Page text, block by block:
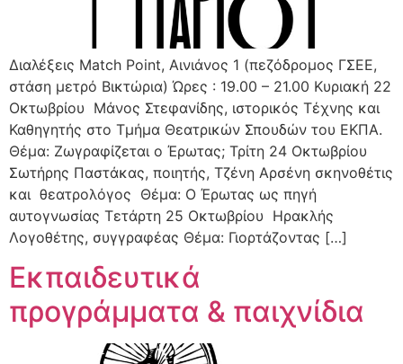
Διαλέξεις Match Point, Αινιάνος 1 (πεζόδρομος ΓΣΕΕ,
στάση μετρό Βικτώρια) Ώρες : 19.00 – 21.00 Κυριακή 22
Οκτωβρίου Μάνος Στεφανίδης, ιστορικός Τέχνης και
Καθηγητής στο Τμήμα Θεατρικών Σπουδών του ΕΚΠΑ.
Θέμα: Ζωγραφίζεται ο Έρωτας; Τρίτη 24 Οκτωβρίου
Σωτήρης Παστάκας, ποιητής, Τζένη Αρσένη σκηνοθέτις
και θεατρολόγος Θέμα: Ο Έρωτας ως πηγή
αυτογνωσίας Τετάρτη 25 Οκτωβρίου Ηρακλής
Λογοθέτης, συγγραφέας Θέμα: Γιορτάζοντας […]
Εκπαιδευτικά
προγράμματα & παιχνίδια